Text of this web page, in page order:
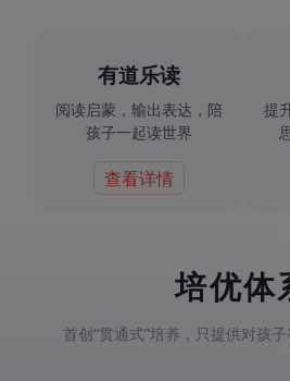
有道乐读
阅读启蒙，输出表达，陪
孩子一起读世界
查看详情
提
培优体
首创“贯通式”培养，只提供对孩